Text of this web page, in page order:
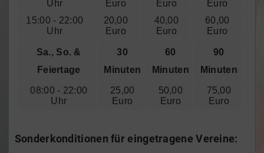
Uhr
Euro
Euro
Euro
15:00 - 22:00
Uhr
20,00
Euro
40,00
Euro
60,00
Euro
Sa., So. &
Feiertage
30
Minuten
60
Minuten
90
Minuten
08:00 - 22:00
Uhr
25,00
Euro
50,00
Euro
75,00
Euro
Sonderkonditionen für eingetragene Vereine: